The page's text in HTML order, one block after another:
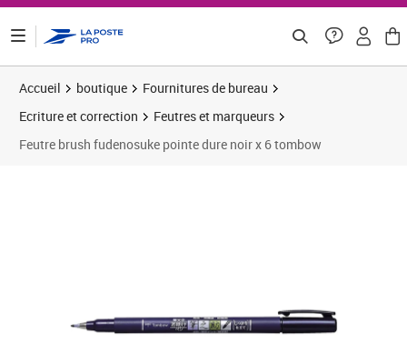
Accueil boutique
Fournitures de bureau
Ecriture et correction
Feutres et marqueurs
Feutre brush fudenosuke pointe dure noir x 6 tombow